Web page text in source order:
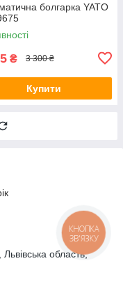
болгарка YATO
₴ 3 300 ₴
Купити
область,
КНОПКА
ЗВ'ЯЗКУ